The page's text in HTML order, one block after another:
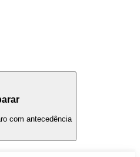
com antecedência